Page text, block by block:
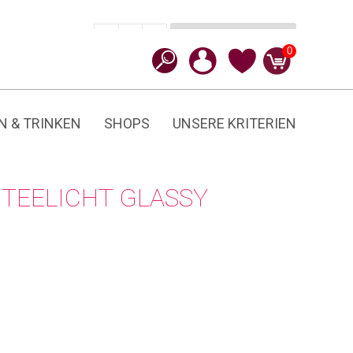
0
& TRINKEN SHOPS UNSERE KRITERIEN
GLASSY